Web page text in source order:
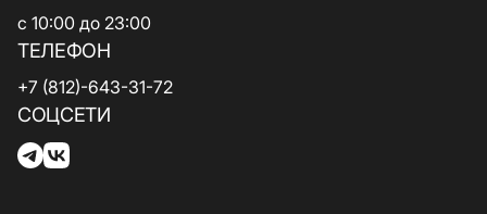
с 10:00 до 23:00
ТЕЛЕФОН
+7 (812)-643-31-72
СОЦСЕТИ